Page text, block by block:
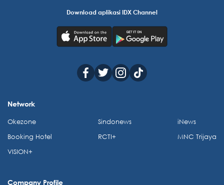
Download aplikasi IDX Channel
Network
Okezone
Booking Hotel
VISION+
Sindonews
RCTI+
iNews
MNC Trijaya
Company Profile